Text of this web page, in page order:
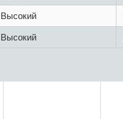
Высокий
Высокий